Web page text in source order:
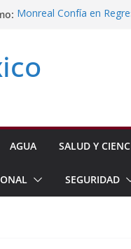
Monreal Confía en
Lluvias y Ciclones
Fiestas de la Vendimia
Juárez
AGUA SALUD Y
SEGURIDAD